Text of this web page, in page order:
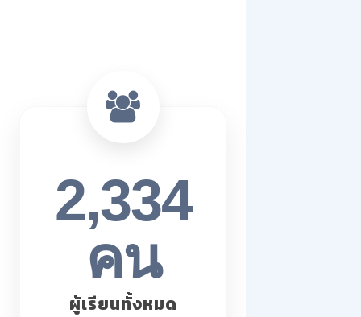
2,334
คน
ผู้เรียนทั้งหมด